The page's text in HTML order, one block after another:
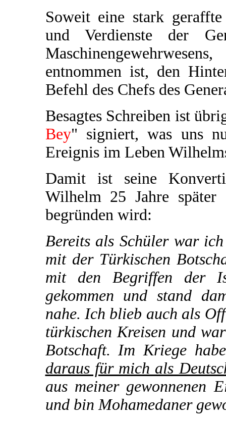
Soweit eine stark
und Verdienste der
entnommen ist, den
Befehl des Chefs des
Besagtes Schreiben ist
Bey" signiert, was uns
Ereignis im Leben
Damit ist seine
Wilhelm 25 Jahre später
begründen wird:
Bereits als Schüler war
mit der Türkischen
mit den Begriffen der
gekommen und stand
nahe. Ich blieb auch als
türkischen Kreisen und
Botschaft. Im Kriege
daraus für mich als
aus meiner gewonnenen
und bin Mohamedaner